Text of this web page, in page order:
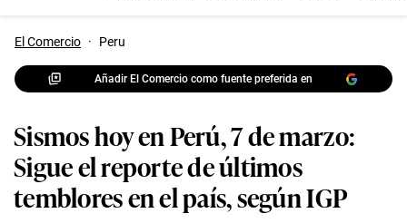
El Comercio · Peru
Añadir El Comercio como fuente preferida en
Sismos hoy en Perú, 7 de marzo:
Sigue el reporte de últimos
temblores en el país, según IGP